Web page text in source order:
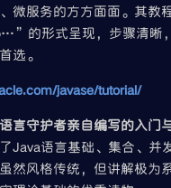
微服务的方方面面。其教
的形式呈现，步骤清晰
选。
javase/tutorial/
言守护者亲自编写的入门
Java语言基础、集合、并
然风格传统，但讲解极为